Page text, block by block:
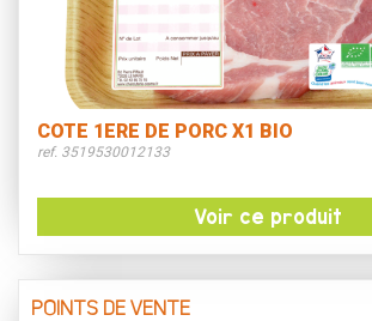
COTE 1ERE DE PORC X1 BIO
ref. 3519530012133
Voir ce produit
POINTS DE VENTE